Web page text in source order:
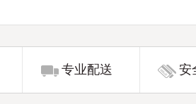
专业配送 安